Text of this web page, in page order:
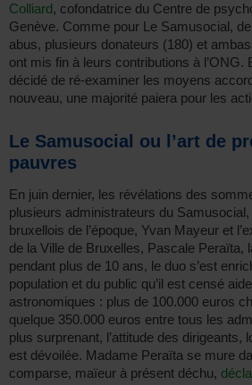
Colliard, cofondatrice du Centre de
Genève. Comme pour Le Samusocial,
abus, plusieurs donateurs (180) et
ont mis fin à leurs contributions à l’ONG.
décidé de ré-examiner les moyens
nouveau, une majorité paiera pour les
Le Samusocial ou l’art de
pauvres
En juin dernier, les révélations des
plusieurs administrateurs du
bruxellois de l’époque, Yvan Mayeur et
de la Ville de Bruxelles, Pascale Peraïta,
pendant plus de 10 ans, le duo s’est
population et du public qu’il est censé
astronomiques : plus de 100.000 euros
quelque 350.000 euros entre tous les
plus surprenant, l’attitude des dirigeants,
est dévoilée. Madame Peraïta se mure
comparse, maïeur à présent déchu,